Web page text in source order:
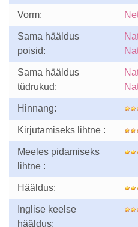
Vorm:
Sama hääldus
poisid:
Sama hääldus
tüdrukud:
Hinnang:
Kirjutamiseks lihtne :
Meeles pidamiseks
lihtne :
Hääldus:
Inglise keelse
hääldus: